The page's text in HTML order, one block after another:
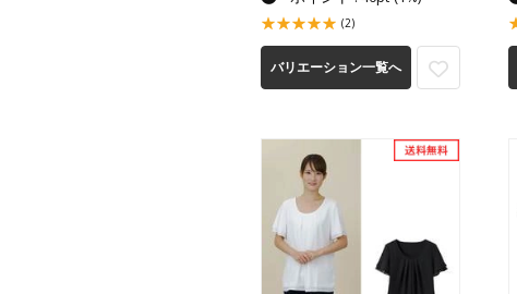
(2)
バリエーション一覧へ